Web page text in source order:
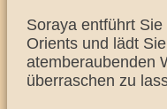
Soraya entführt
Orients und lädt
atemberaubenden
überraschen zu